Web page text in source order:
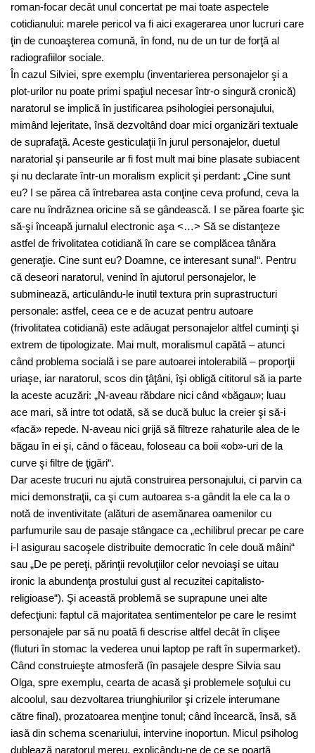
roman-focar decât unul concertat pe mai toate aspectele
cotidianului: marele pericol va fi aici exagerarea unor lucruri care
ţin de cunoaşterea comună, în fond, nu de un tur de forţă al
radiografiilor sociale.
În cazul Silviei, spre exemplu (inventarierea personajelor şi a
plot-urilor nu poate primi spaţiul necesar într-o singură cronică)
naratorul se implică în justificarea psihologiei personajului,
mimând lejeritate, însă dezvoltând doar mici organizări textuale
de suprafaţă. Aceste gesticulaţii în jurul personajelor, duetul
naratorial şi panseurile ar fi fost mult mai bine plasate subiacent
şi nu declarate într-un moralism explicit şi perdant: „Cine sunt
eu? I se părea că întrebarea asta conţine ceva profund, ceva la
care nu îndrăznea oricine să se gândească. I se părea foarte şic
să-şi înceapă jurnalul electronic aşa <…> Să se distanţeze
astfel de frivolitatea cotidiană în care se complăcea tânăra
generaţie. Cine sunt eu? Doamne, ce interesant suna!“. Pentru
că deseori naratorul, venind în ajutorul personajelor, le
subminează, articulându-le inutil textura prin suprastructuri
personale: astfel, ceea ce e de acuzat pentru autoare
(frivolitatea cotidiană) este adăugat personajelor altfel cuminţi şi
extrem de tipologizate. Mai mult, moralismul capătă – atunci
când problema socială i se pare autoarei intolerabilă – proporţii
uriaşe, iar naratorul, scos din ţâţâni, îşi obligă cititorul să ia parte
la aceste acuzări: „N-aveau răbdare nici când «băgau»; luau
ace mari, să intre tot odată, să se ducă buluc la creier şi să-i
«facă» repede. N-aveau nici grijă să filtreze rahaturile alea de le
băgau în ei şi, când o făceau, foloseau ca boii «ob»-uri de la
curve şi filtre de ţigări“.
Dar aceste trucuri nu ajută construirea personajului, ci parvin ca
mici demonstraţii, ca şi cum autoarea s-a gândit la ele ca la o
notă de inventivitate (alături de asemănarea oamenilor cu
parfumurile sau de pasaje stângace ca „echilibrul precar pe care
i-l asigurau sacoşele distribuite democratic în cele două mâini“
sau „De pe pereţi, părinţii revoluţiilor celor nevoiaşi se uitau
ironic la abundenţa prostului gust al recuzitei capitalisto-
religioase“). Şi această problemă se suprapune unei alte
defecţiuni: faptul că majoritatea sentimentelor pe care le resimt
personajele par să nu poată fi descrise altfel decât în clişee
(fluturi în stomac la vederea unui laptop pe raft în supermarket).
Când construieşte atmosferă (în pasajele despre Silvia sau
Olga, spre exemplu, cearta de acasă şi problemele soţului cu
alcoolul, sau dezvoltarea triunghiurilor şi crizele interumane
către final), prozatoarea menţine tonul; când încearcă, însă, să
iasă din schema scenariului, intervine inoportun. Micul psiholog
dublează naratorul mereu, explicându-ne de ce se poartă